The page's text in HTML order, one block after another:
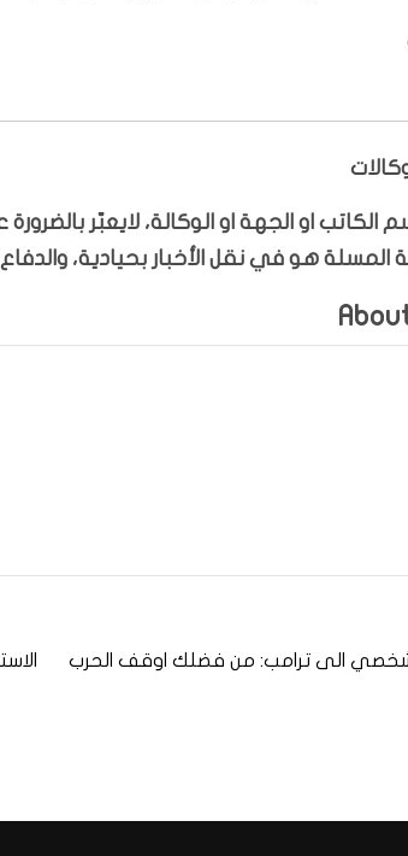
الكاتب او الجهة او الوكالة، لايعبّر
هو في نقل الأخبار بحيادية،
الى ترامب: من فضلك اوقف الحرب
الاستثمار تحدد